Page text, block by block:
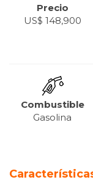
Precio
US$ 148,900
Combustible
Gasolina